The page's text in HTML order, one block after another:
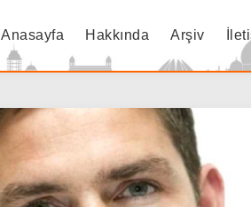
Anasayfa Hakkında Arşiv